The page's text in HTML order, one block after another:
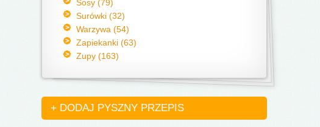
Sosy (79)
Surówki (32)
Warzywa (54)
Zapiekanki (63)
Zupy (163)
+ DODAJ PYSZNY PRZEPIS